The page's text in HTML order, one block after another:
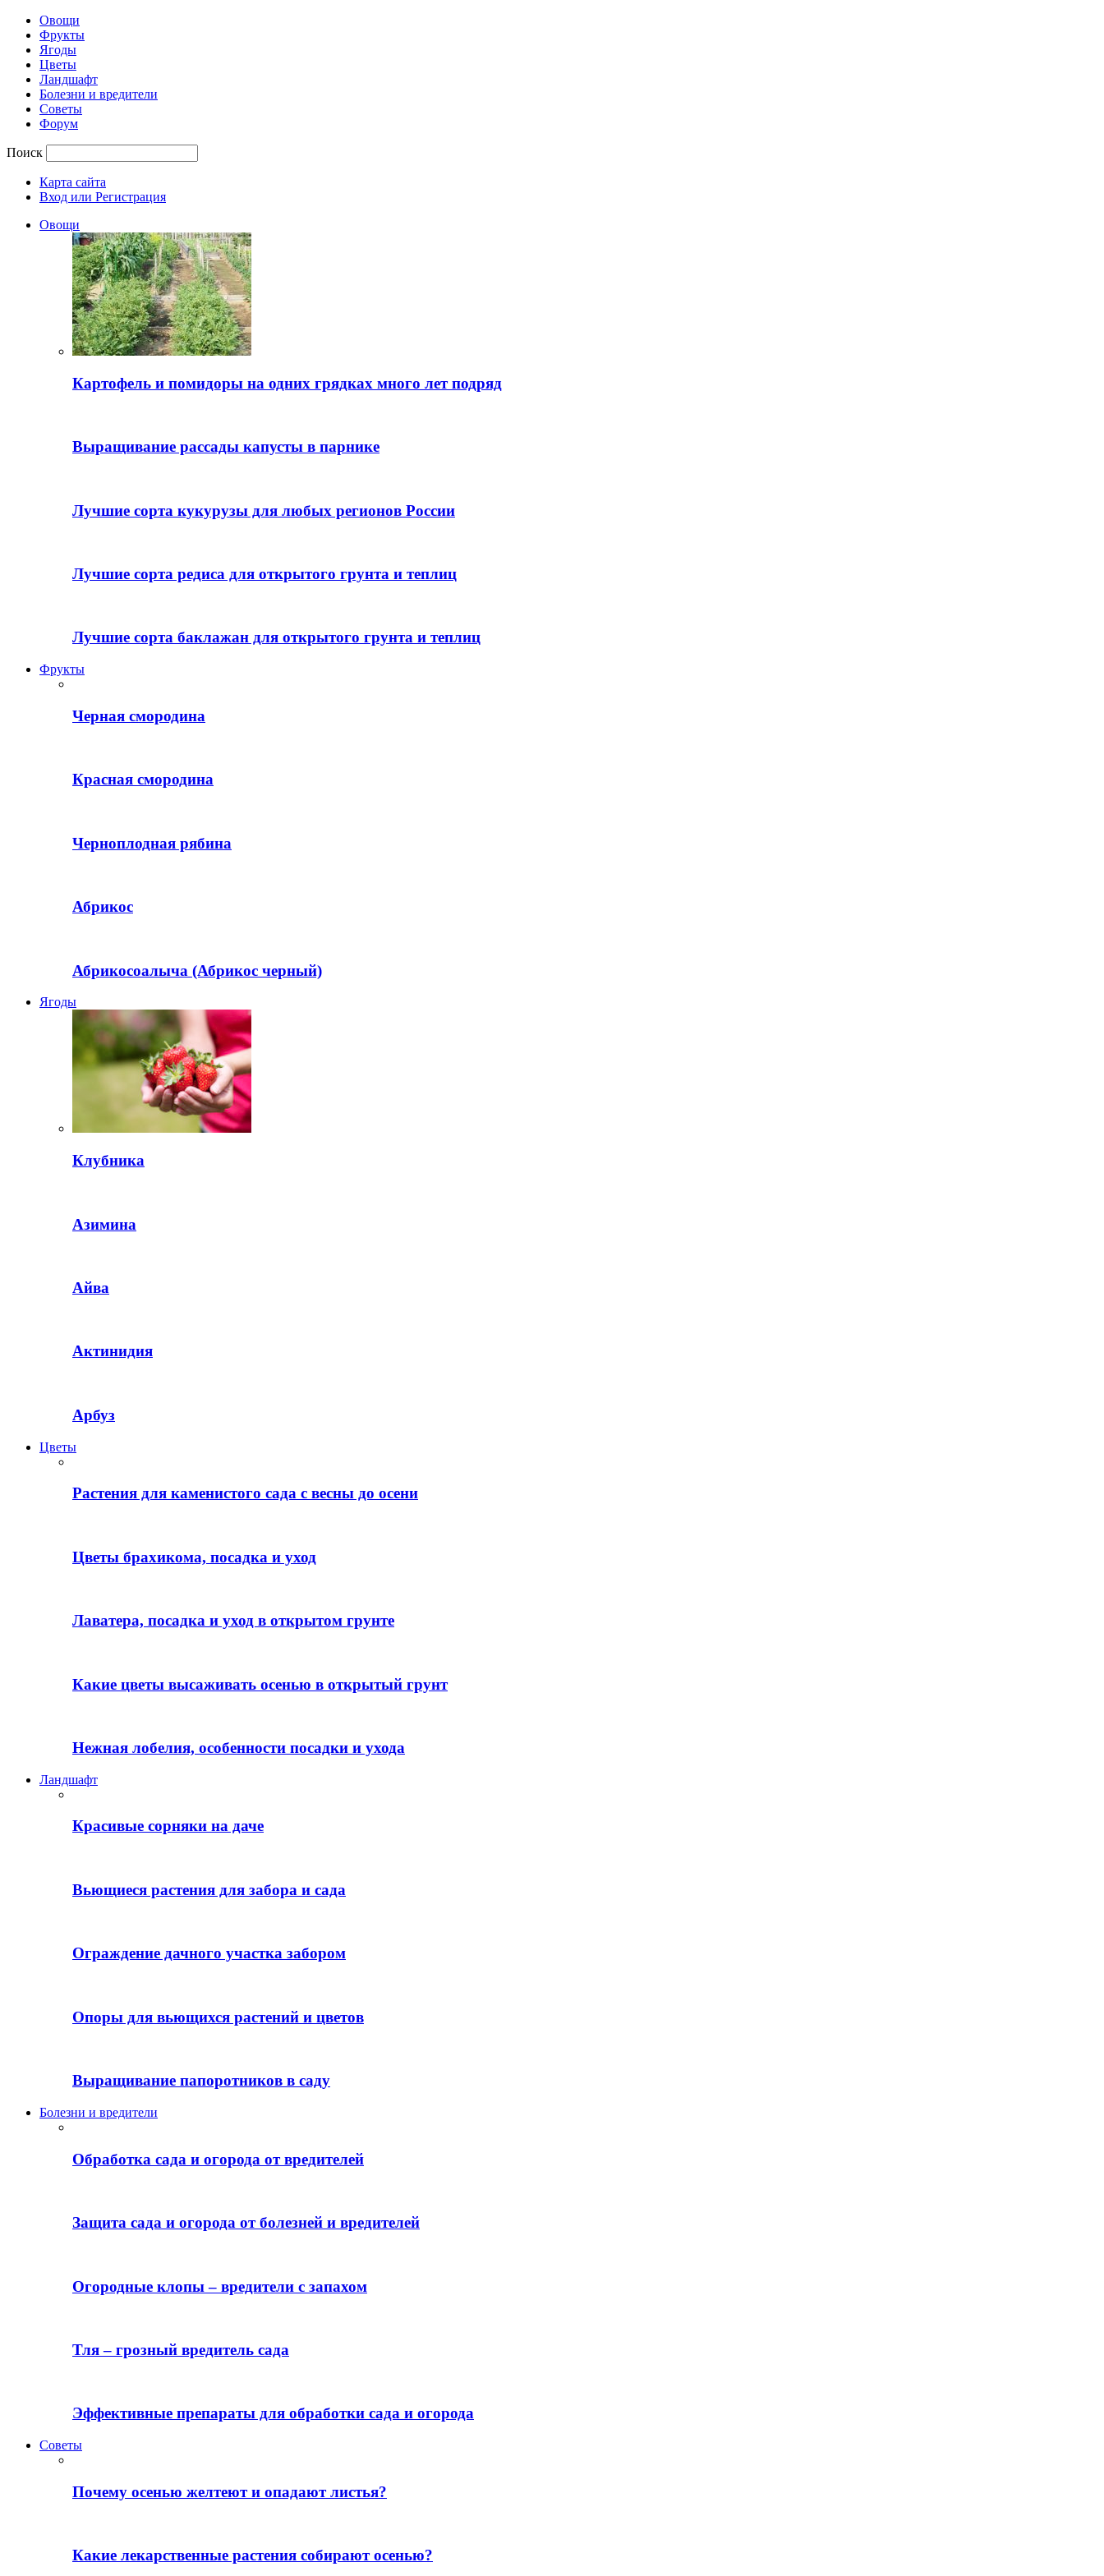
Овощи
Фрукты
Ягоды
Цветы
Ландшафт
Болезни и вредители
Советы
Форум
Поиск
Карта сайта
Вход или Регистрация
Овощи
Картофель и помидоры на одних грядках много лет подряд
Выращивание рассады капусты в парнике
Лучшие сорта кукурузы для любых регионов России
Лучшие сорта редиса для открытого грунта и теплиц
Лучшие сорта баклажан для открытого грунта и теплиц
Фрукты
Черная смородина
Красная смородина
Черноплодная рябина
Абрикос
Абрикосоалыча (Абрикос черный)
Ягоды
Клубника
Азимина
Айва
Актинидия
Арбуз
Цветы
Растения для каменистого сада с весны до осени
Цветы брахикома, посадка и уход
Лаватера, посадка и уход в открытом грунте
Какие цветы высаживать осенью в открытый грунт
Нежная лобелия, особенности посадки и ухода
Ландшафт
Красивые сорняки на даче
Вьющиеся растения для забора и сада
Ограждение дачного участка забором
Опоры для вьющихся растений и цветов
Выращивание папоротников в саду
Болезни и вредители
Обработка сада и огорода от вредителей
Защита сада и огорода от болезней и вредителей
Огородные клопы – вредители с запахом
Тля – грозный вредитель сада
Эффективные препараты для обработки сада и огорода
Советы
Почему осенью желтеют и опадают листья?
Какие лекарственные растения собирают осенью?